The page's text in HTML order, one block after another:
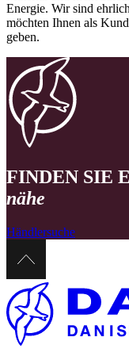
Energie. Wir sind
möchten Ihnen als
geben.
FINDEN SIE
nähe
Händlersuche